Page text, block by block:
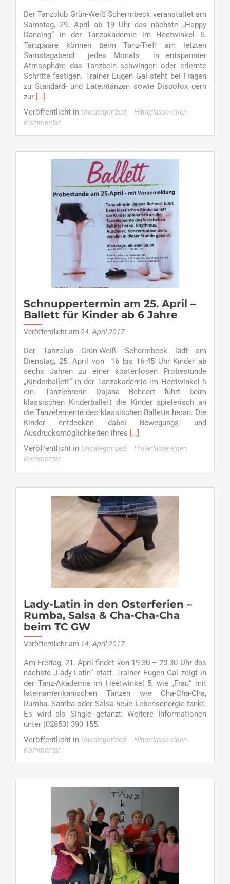
Der Tanzclub Grün-Weiß Schermbeck veranstaltet am
Samstag, 29. April ab 19 Uhr das nächste „Happy
Dancing“ in der Tanzakademie im Heetwinkel 5.
Tanzpaare können beim Tanz-Treff am letzten
Samstagabend jedes Monats in entspannter
Atmosphäre das Tanzbein schwingen oder erlernte
Schritte festigen. Trainer Eugen Gal steht bei Fragen
zu Standard- und Lateintänzen sowie Discofox gern
zur Read
more
about
Happy
Dancing
Samstag,
[…]
Veröffentlicht in Uncategorized
Hinterlasse einen
Kommentar
Schnuppertermin am 25. April –
Ballett für Kinder ab 6 Jahre
Veröffentlicht am24. April 2017
Der Tanzclub Grün-Weiß Schermbeck lädt am
Dienstag, 25. April von 16 bis 16:45 Uhr Kinder ab
sechs Jahren zu einer kostenlosen Probestunde
„Kinderballett“ in der Tanzakademie im Heetwinkel 5
ein. Tanzlehrerin Dajana Behnert führt beim
klassischen Kinderballett die Kinder spielerisch an
die Tanzelemente des klassischen Balletts heran. Die
Kinder entdecken dabei Bewegungs- und
Ausdrucksmöglichkeiten ihres Read
about
am
April
–
Ballett
für
Kinder
ab
6
Jahre
[…]
Veröffentlicht in Uncategorized
Hinterlasse einen
Kommentar
Lady-Latin in den Osterferien –
Rumba, Salsa & Cha-Cha-Cha
beim TC GW
Veröffentlicht am 14. April 2017
Am Freitag, 21. April findet von 19:30 – 20:30 Uhr das
nächste „Lady-Latin“ statt. Trainer Eugen Gal zeigt in
der Tanz-Akademie im Heetwinkel 5, wie „Frau“ mit
lateinamerikanischen Tänzen wie Cha-Cha-Cha,
Rumba, Samba oder Salsa neue Lebensenergie tankt.
Es wird als Single getanzt. Weitere Informationen
unter (02853) 390 155.
Veröffentlicht in Uncategorized
Hinterlasse einen
Kommentar